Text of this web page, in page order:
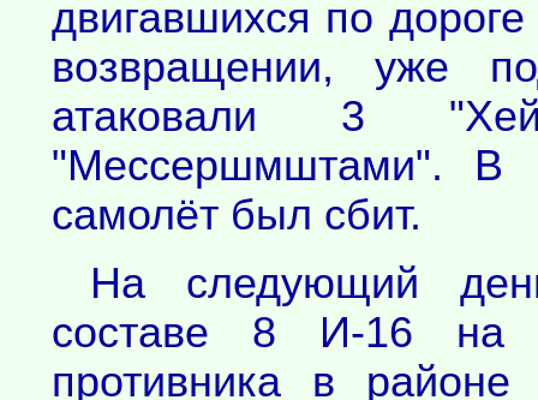
двигавшихся по
возвращении, уже
атаковали 3
"Мессершмштами". В
самолёт был сбит.
На следующий
составе 8 И-16 на
противника в районе